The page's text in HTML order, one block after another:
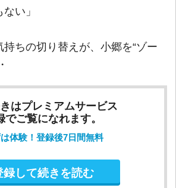
い」
ちの切り替えが、小郷を“ゾー
はプレミアムサービス
でご覧になれます。
は体験！登録後7日間無料
録して続きを読む